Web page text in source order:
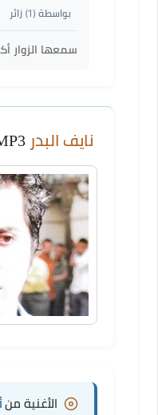
بواسطة ( 1) زائر
سمعها الزوار
نايف البدر
الأغنية من